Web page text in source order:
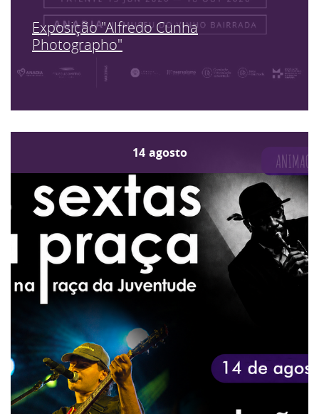
Exposição "Alfredo Cunha
Photographo"
14 agosto